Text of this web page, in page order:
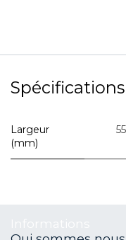
Spécifications
Largeur
(mm)